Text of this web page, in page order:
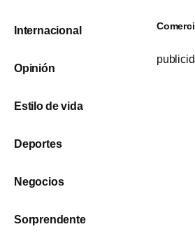
Internacional
Opinión
Estilo de vida
Deportes
Negocios
Sorprendente